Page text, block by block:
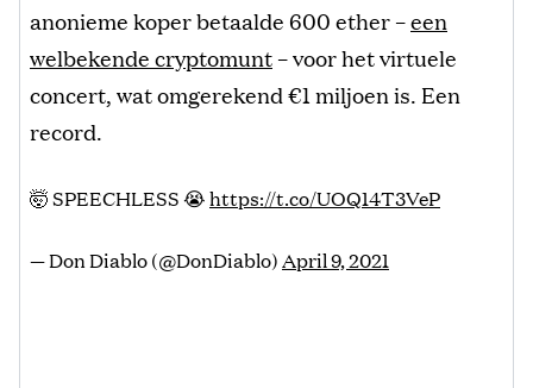
anonieme koper betaalde 600 ether –een
welbekende cryptomunt– voor het virtuele
concert, wat omgerekend €1 miljoen is. Een
record.
🤯 SPEECHLESS 😭https://t.co/UOQ14T3VeP
— Don Diablo (@DonDiablo) April 9, 2021